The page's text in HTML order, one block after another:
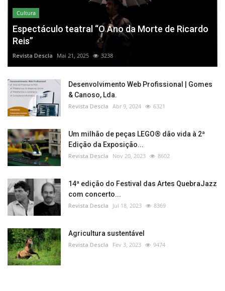
Cultura
Espectáculo teatral “O Ano da Morte de Ricardo
Reis”
Revista Descla Mai 21, 2025 3238
Desenvolvimento Web Profissional | Gomes
& Canoso, Lda.
Revista Descla Abr 9, 2024 6321
Um milhão de peças LEGO® dão vida à 2ª
Edição da Exposição...
Revista Descla Nov 20, 2023 8602
14ª edição do Festival das Artes QuebraJazz
com concerto...
Revista Descla Jul 18, 2023 8369
Agricultura sustentável
Revista Descla Fev 3, 2023 9474